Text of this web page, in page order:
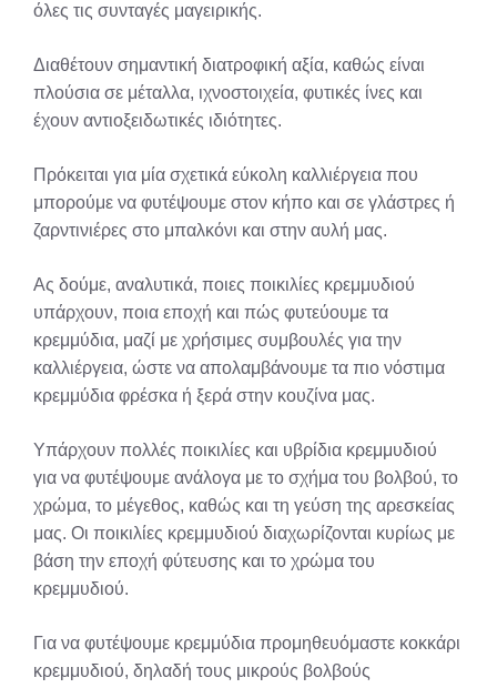
όλες τις συνταγές μαγειρικής.
Διαθέτουν σημαντική διατροφική αξία, καθώς είναι
πλούσια σε μέταλλα, ιχνοστοιχεία, φυτικές ίνες και
έχουν αντιοξειδωτικές ιδιότητες.
Πρόκειται για μία σχετικά εύκολη καλλιέργεια που
μπορούμε να φυτέψουμε στον κήπο και σε γλάστρες ή
ζαρντινιέρες στο μπαλκόνι και στην αυλή μας.
Ας δούμε, αναλυτικά, ποιες ποικιλίες κρεμμυδιού
υπάρχουν, ποια εποχή και πώς φυτεύουμε τα
κρεμμύδια, μαζί με χρήσιμες συμβουλές για την
καλλιέργεια, ώστε να απολαμβάνουμε τα πιο νόστιμα
κρεμμύδια φρέσκα ή ξερά στην κουζίνα μας.
Υπάρχουν πολλές ποικιλίες και υβρίδια κρεμμυδιού
για να φυτέψουμε ανάλογα με το σχήμα του βολβού, το
χρώμα, το μέγεθος, καθώς και τη γεύση της αρεσκείας
μας. Οι ποικιλίες κρεμμυδιού διαχωρίζονται κυρίως με
βάση την εποχή φύτευσης και το χρώμα του
κρεμμυδιού.
Για να φυτέψουμε κρεμμύδια προμηθευόμαστε κοκκάρι
κρεμμυδιού, δηλαδή τους μικρούς βολβούς